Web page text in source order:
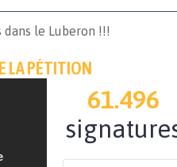
dans le Luberon !!!
LA PÉTITION
61.496